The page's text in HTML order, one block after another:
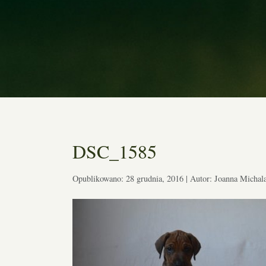
DSC_1585
Opublikowano: 28 grudnia, 2016 | Autor: Joanna